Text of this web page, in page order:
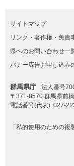
サイトマップ
リンク・著作権・免責
県へのお問い合わせ一
バナー広告お申し込み
群馬県庁
法人番号
〒371-8570 群馬県前
電話番号(代表): 027-
「私的使用のための